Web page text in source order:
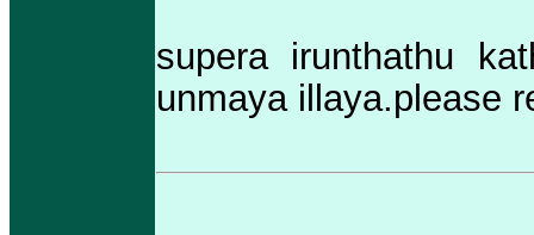
supera irunthathu
unmaya illaya.please